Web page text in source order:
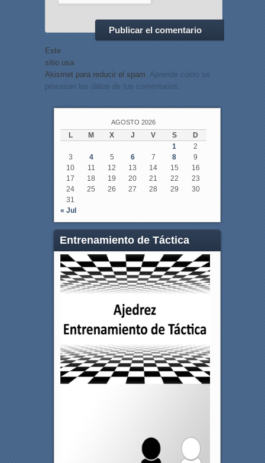
Este
sitio usa
Akismet para reducir el spam. Aprende cómo se
procesan los datos de tus comentarios.
AGOSTO 2026
L M X J V S
D
1
2
3
4 5 6 7 8
9
10
11 12 13 14 15
16
17
18 19 20 21 22
23
24
25 26 27 28 29
30
31
« Jul
Entrenamiento de Táctica